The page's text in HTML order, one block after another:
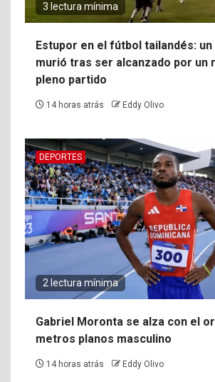
3 lectura mínima
Estupor en el fútbol tailandés:
murió tras ser alcanzado por un
pleno partido
14 horas atrás Eddy Olivo
DEPORTES
2 lectura mínima
Gabriel Moronta se alza con el
metros planos masculino
14 horas atrás Eddy Olivo